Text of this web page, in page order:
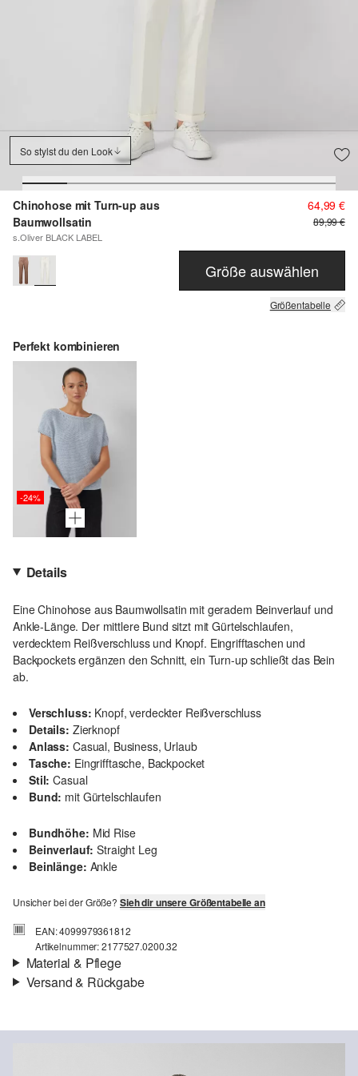
So stylst du den Look
Chinohose mit Turn-up aus
Baumwollsatin
s.Oliver BLACK LABEL
64,99 €
89,99 €
Größe auswählen
Größentabelle
Perfekt kombinieren
-24%
Details
Eine Chinohose aus Baumwollsatin mit geradem Beinverlauf und
Ankle-Länge. Der mittlere Bund sitzt mit Gürtelschlaufen,
verdecktem Reißverschluss und Knopf. Eingrifftaschen und
Backpockets ergänzen den Schnitt, ein Turn-up schließt das Bein
ab.
Verschluss: Knopf, verdeckter Reißverschluss
Details: Zierknopf
Anlass: Casual, Business, Urlaub
Tasche: Eingrifftasche, Backpocket
Stil: Casual
Bund: mit Gürtelschlaufen
Bundhöhe: Mid Rise
Beinverlauf: Straight Leg
Beinlänge: Ankle
Unsicher bei der Größe? Sieh dir unsere Größentabelle an
EAN: 4099979361812
Artikelnummer: 2177527.0200.32
Material & Pflege
Versand & Rückgabe
Standardlieferung einer Bestellung in Höhe von 3,95 € an. Fashion